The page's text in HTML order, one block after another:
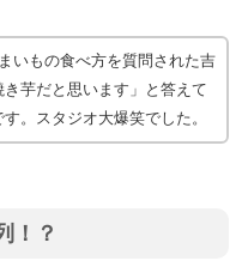
いもの食べ方を質問された吉
芋だと思います」と答えて
。スタジオ大爆笑でした。
！？